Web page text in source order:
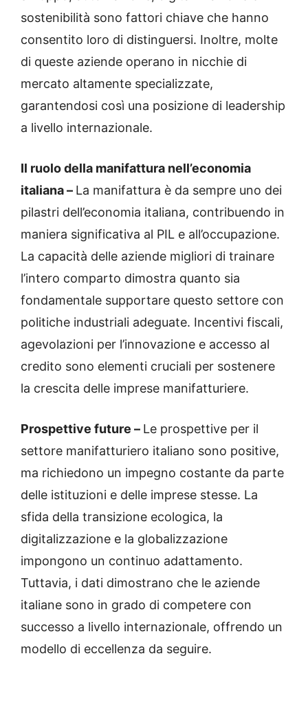
sostenibilità sono fattori chiave che hanno
consentito loro di distinguersi. Inoltre, molte
di queste aziende operano in nicchie di
mercato altamente specializzate,
garantendosi così una posizione di leadership
a livello internazionale.
Il ruolo della manifattura nell’economia
italiana – La manifattura è da sempre uno dei
pilastri dell’economia italiana, contribuendo in
maniera significativa al PIL e all’occupazione.
La capacità delle aziende migliori di trainare
l’intero comparto dimostra quanto sia
fondamentale supportare questo settore con
politiche industriali adeguate. Incentivi fiscali,
agevolazioni per l’innovazione e accesso al
credito sono elementi cruciali per sostenere
la crescita delle imprese manifatturiere.
Prospettive future – Le prospettive per il
settore manifatturiero italiano sono positive,
ma richiedono un impegno costante da parte
delle istituzioni e delle imprese stesse. La
sfida della transizione ecologica, la
digitalizzazione e la globalizzazione
impongono un continuo adattamento.
Tuttavia, i dati dimostrano che le aziende
italiane sono in grado di competere con
successo a livello internazionale, offrendo un
modello di eccellenza da seguire.